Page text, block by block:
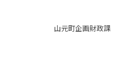
山元町企画財政課